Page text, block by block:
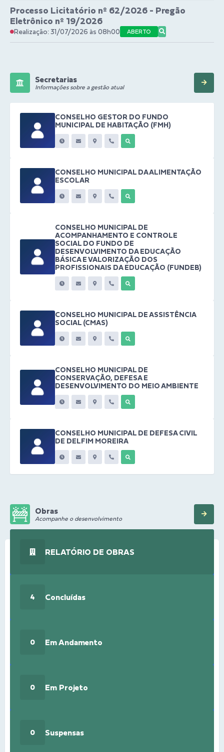
Processo Licitatório nº 62/2026 - Pregão
Eletrônico nº 19/2026
Realização: 31/07/2026 às 08h00 ABERTO
Secretarias
Informações sobre a gestão atual
CONSELHO GESTOR DO FUNDO
MUNICIPAL DE HABITAÇÃO (FMH)
CONSELHO MUNICIPAL DA ALIMENTAÇÃO
ESCOLAR
CONSELHO MUNICIPAL DE
ACOMPANHAMENTO E CONTROLE
SOCIAL DO FUNDO DE
DESENVOLVIMENTO DA EDUCAÇÃO
BÁSICA E VALORIZAÇÃO DOS
PROFISSIONAIS DA EDUCAÇÃO (FUNDEB)
CONSELHO MUNICIPAL DE ASSISTÊNCIA
SOCIAL (CMAS)
CONSELHO MUNICIPAL DE
CONSERVAÇÃO, DEFESA E
DESENVOLVIMENTO DO MEIO AMBIENTE
CONSELHO MUNICIPAL DE DEFESA CIVIL
DE DELFIM MOREIRA
Obras
Acompanhe o desenvolvimento
RELATÓRIO DE OBRAS
4 Concluídas
0 Em Andamento
0 Em Projeto
0 Suspensas